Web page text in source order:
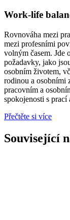
Work-life
Rovnováha mezi
mezi profesními
volným časem. Jde
požadavky, jako
osobním životem,
rodinou a osobními
pracovním a
spokojenosti s prací
Přečtěte si více
Související